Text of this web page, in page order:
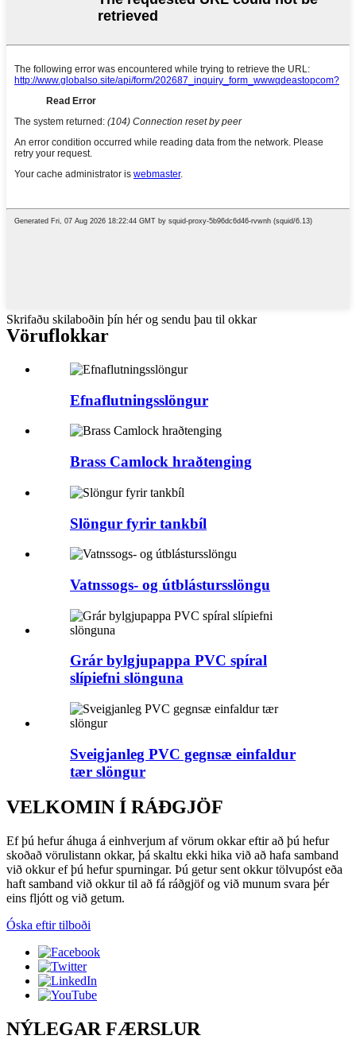
Skrifaðu skilaboðin þín hér og sendu þau til okkar
Vöruflokkar
Efnaflutningsslöngur
Brass Camlock hraðtenging
Slöngur fyrir tankbíl
Vatnssogs- og útblástursslöngu
Grár bylgjupappa PVC spíral
slípiefni slönguna
Sveigjanleg PVC gegnsæ einfaldur
tær slöngur
VELKOMIN Í RÁÐGJÖF
Ef þú hefur áhuga á einhverjum af vörum okkar eftir að þú hefur
skoðað vörulistann okkar, þá skaltu ekki hika við að hafa samband
við okkur ef þú hefur spurningar. Þú getur sent okkur tölvupóst eða
haft samband við okkur til að fá ráðgjöf og við munum svara þér
eins fljótt og við getum.
Óska eftir tilboði
NÝLEGAR FÆRSLUR